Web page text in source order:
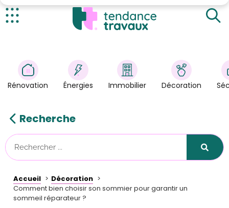
Énergies
Immobilier
Astuces/DIY
Tendance Travaux
Kit partenaire
Rénovation Énergies Immobilier Décoration
Recherche
Accueil
Décoration
Comment bien choisir son sommier pour garantir un
sommeil réparateur ?
Identifier la bonne taille et le modèle adéquat
Miser sur le confort et la noblesse des matériaux